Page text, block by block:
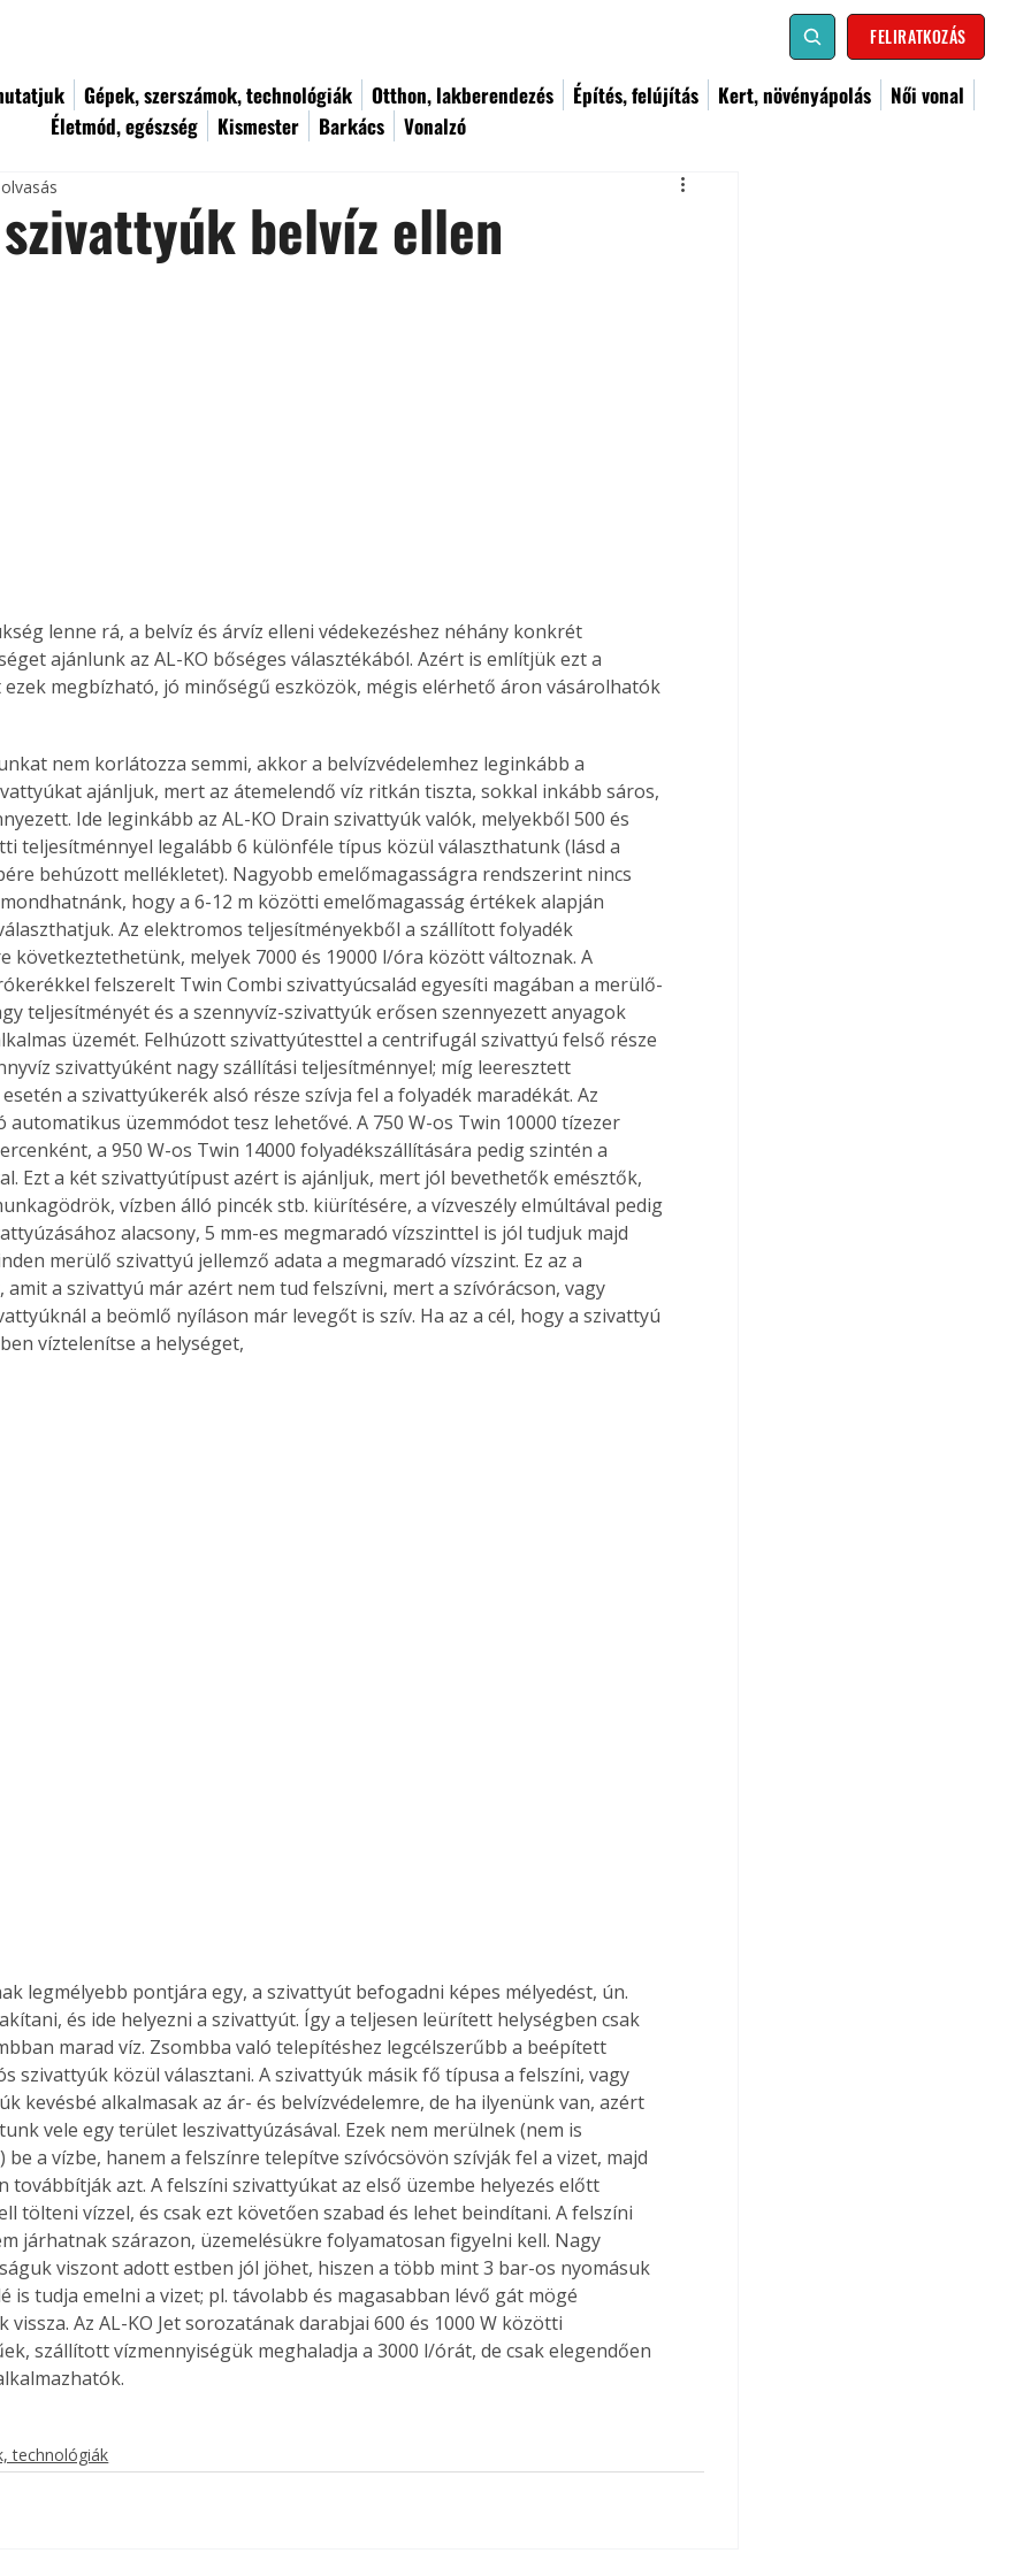
FELIRATKOZÁS
Gépek, szerszámok, technológiák Otthon, lakberendezés Építés, felújítás Kert, növényápolás
Női vonal
Életmód, egészség
Kismester Barkács Vonalzó
az
Old
új,
egyedi
vagy
Bárhol,
Együtt jobban megéri!
Bővebb információ itt!
Együtt jobban megéri! A
könyvek tetszőleges
párosítással kedvezményes
áron, 0 Ft postaköltséggel
megrendelhetők!
belvíz ellen
lenne rá, a belvíz és árvíz elleni védekezéshez néhány konkrét
ajánlunk az AL-KO bőséges választékából. Azért is említjük ezt a
megbízható, jó minőségű eszközök, mégis elérhető áron vásárolhatók
nem korlátozza semmi, akkor a belvízvédelemhez leginkább a
ajánljuk, mert az átemelendő víz ritkán tiszta, sokkal inkább sáros,
Ide leginkább az AL-KO Drain szivattyúk valók, melyekből 500 és
teljesítménnyel legalább 6 különféle típus közül választhatunk (lásd a
behúzott mellékletet). Nagyobb emelőmagasságra rendszerint nincs
hogy a 6-12 m közötti emelőmagasság értékek alapján
Az elektromos teljesítményekből a szállított folyadék
következtethetünk, melyek 7000 és 19000 l/óra között változnak. A
felszerelt Twin Combi szivattyúcsalád egyesíti magában a merülő-
teljesítményét és a szennyvíz-szivattyúk erősen szennyezett anyagok
üzemét. Felhúzott szivattyútesttel a centrifugál szivattyú felső része
szivattyúként nagy szállítási teljesítménnyel; míg leeresztett
a szivattyúkerék alsó része szívja fel a folyadék maradékát. Az
automatikus üzemmódot tesz lehetővé. A 750 W-os Twin 10000 tízezer
a 950 W-os Twin 14000 folyadékszállítására pedig szintén a
Ezt a két szivattyútípust azért is ajánljuk, mert jól bevethetők emésztők,
vízben álló pincék stb. kiürítésére, a vízveszély elmúltával pedig
alacsony, 5 mm-es megmaradó vízszinttel is jól tudjuk majd
merülő szivattyú jellemző adata a megmaradó vízszint. Ez az a
amit a szivattyú már azért nem tud felszívni, mert a szívórácson, vagy
a beömlő nyíláson már levegőt is szív. Ha az a cél, hogy a szivattyú
víztelenítse a helységet,
és ide helyezni a szivattyút. Így a teljesen leürített helységben csak
marad víz. Zsombba való telepítéshez legcélszerűbb a beépített
szivattyúk közül választani. A szivattyúk másik fő típusa a felszíni, vagy
kevésbé alkalmasak az ár- és belvízvédelemre, de ha ilyenünk van, azért
vele egy terület leszivattyúzásával. Ezek nem merülnek (nem is
be a vízbe, hanem a felszínre telepítve szívócsövön szívják fel a vizet, majd
továbbítják azt. A felszíni szivattyúkat az első üzembe helyezés előtt
tölteni vízzel, és csak ezt követően szabad és lehet beindítani. A felszíni
járhatnak szárazon, üzemelésükre folyamatosan figyelni kell. Nagy
viszont adott estben jól jöhet, hiszen a több mint 3 bar-os nyomásuk
is tudja emelni a vizet; pl. távolabb és magasabban lévő gát mögé
vissza. Az AL-KO Jet sorozatának darabjai 600 és 1000 W közötti
szállított vízmennyiségük meghaladja a 3000 l/órát, de csak elegendően
technológiák